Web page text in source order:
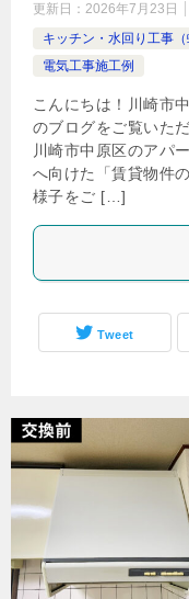
更新日： 2026年7月23日
キッチン・水回り工事（
電気工事施工例
こんにちは！川崎市
のブログをご覧いた
川崎市中原区のアパ
へ向けた「賃貸物件
様子をご […]
Tweet